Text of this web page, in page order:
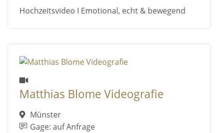
Hochzeitsvideo I Emotional, echt & bewegend
Matthias Blome Videografie
Münster
Gage: auf Anfrage